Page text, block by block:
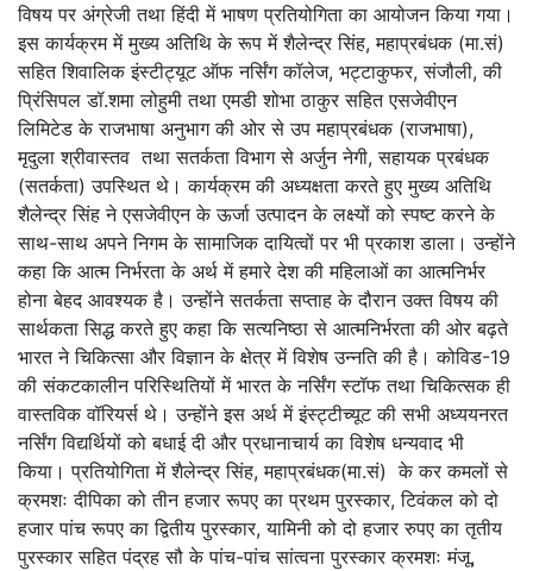
विषय पर अंग्रेजी तथा हिंदी में भाषण प्रतियोगि‍ता का आयोजन किया गया।
इस कार्यक्रम में मुख्‍य अतिथि के रूप में शैलेन्‍द्र सिंह, महाप्रबंधक (मा.सं)
सहित शिवालिक इंस्‍टीट्यूट ऑफ नर्सिंग कॉलेज, भट्टाकुफर, संजौली, की
प्रिंसिपल डॉ.शमा लोहुमी तथा एमडी शोभा ठाकुर सहित एसजेवीएन
लिमिटेड के राजभाषा अनुभाग की ओर से उप महाप्रबंधक (राजभाषा),
मृदुला श्रीवास्‍तव तथा सतर्कता विभाग से अर्जुन नेगी, सहायक प्रबंधक
(सतर्कता) उपस्थित थे। कार्यक्रम की अध्‍यक्षता करते हुए मुख्‍य अतिथि
शैलेन्‍द्र सिंह ने एसजेवीएन के ऊर्जा उत्‍पादन के लक्ष्‍यों को स्‍पष्‍ट करने के
साथ-साथ अपने निगम के सामाजिक दायित्‍वों पर भी प्रकाश डाला। उन्‍होंने
कहा कि आत्‍म निर्भरता के अर्थ में हमारे देश की महिलाओं का आत्‍मनिर्भर
होना बेहद आवश्‍यक है। उन्‍होंने सतर्कता सप्‍ताह के दौरान उक्‍त विषय की
सार्थकता सिद्ध करते हुए कहा कि सत्‍यनिष्‍ठा से आत्‍मनिर्भरता की ओर बढ़ते
भारत ने चिकित्‍सा और विज्ञान के क्षेत्र में विशेष उन्‍नति की है। कोविड-19
की संकटकालीन परिस्थितियों में भारत के नर्सिंग स्‍टॉफ तथा चिकित्‍सक ही
वास्‍तविक वॉरियर्स थे। उन्‍होंने इस अर्थ में इंस्‍ट्टीच्‍यूट की सभी अध्‍ययनरत
नर्सिंग विद्यर्थियों को बधाई दी और प्रधानाचार्य का विशेष धन्‍यवाद भी
किया। प्रतियोगिता में शैलेन्‍द्र सिंह, महाप्रबंधक(मा.सं) के कर कमलों से
क्रमशः दीपिका को तीन हजार रूपए का प्रथम पुरस्कार, टिवंक‍ल को दो
हजार पांच रूपए का द्वितीय पुरस्‍कार, यामिनी को दो हजार रुपए का तृतीय
पुरस्‍कार सहित पंद्रह सौ के पांच-पांच सांत्‍वना पुरस्‍कार क्रमशः मंजू,